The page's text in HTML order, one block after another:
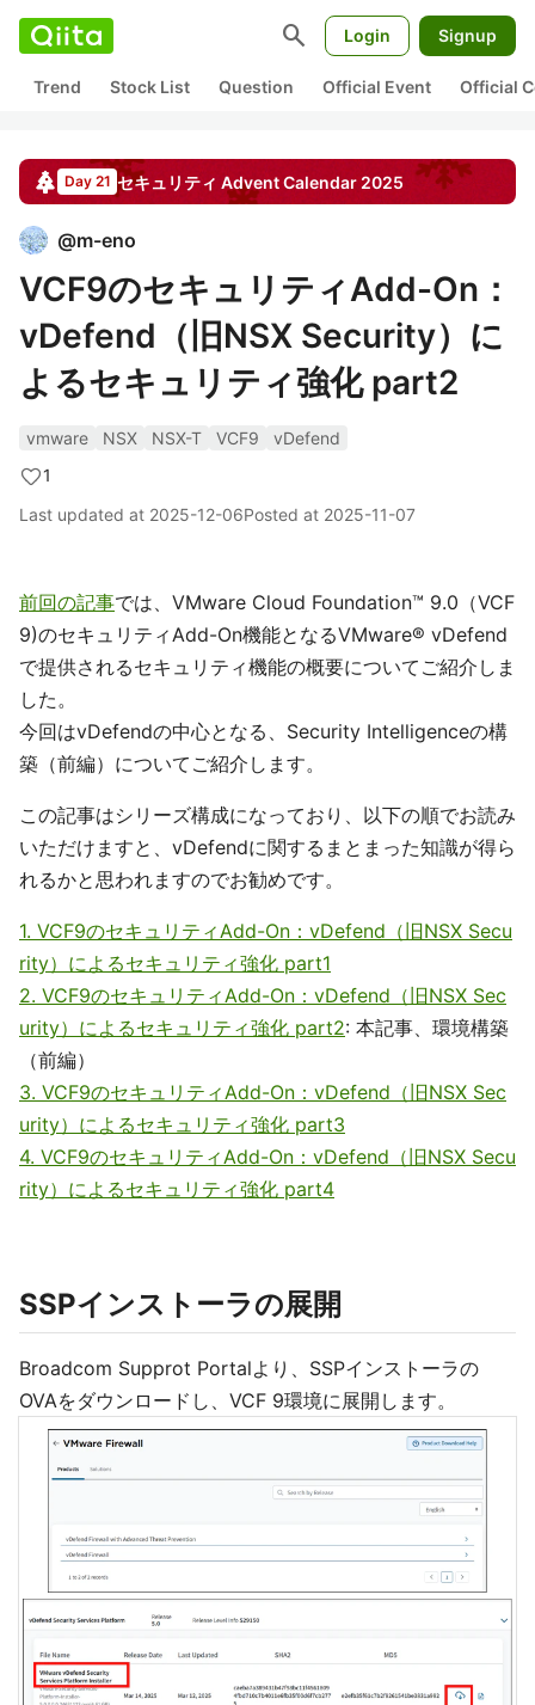
search Login Signup
Trend Stock List Question Official Event Official
Day 21 セキュリティ Advent Calendar 2025
@m-eno
VCF9のセキュリティAdd-On：
vDefend（旧NSX Security）に
よるセキュリティ強化 part2
vmware NSX NSX-T VCF9
vDefend
1
Last updated at 2025-12-06Posted at 2025-11-07
前回の記事では、VMware Cloud Foundation™ 9.0（VCF
9)のセキュリティAdd-On機能となるVMware® vDefend
で提供されるセキュリティ機能の概要についてご紹介しま
した。
今回はvDefendの中心となる、Security Intelligenceの構
築（前編）についてご紹介します。
この記事はシリーズ構成になっており、以下の順でお読み
いただけますと、vDefendに関するまとまった知識が得ら
れるかと思われますのでお勧めです。
1. VCF9のセキュリティAdd-On：vDefend（旧NSX Secu
rity）によるセキュリティ強化 part1
2. VCF9のセキュリティAdd-On：vDefend（旧NSX Sec
urity）によるセキュリティ強化 part2: 本記事、環境構築
（前編）
3. VCF9のセキュリティAdd-On：vDefend（旧NSX Sec
urity）によるセキュリティ強化 part3
4. VCF9のセキュリティAdd-On：vDefend（旧NSX Secu
rity）によるセキュリティ強化 part4
SSPインストーラの展開
Broadcom Supprot Portalより、SSPインストーラの
OVAをダウンロードし、VCF 9環境に展開します。